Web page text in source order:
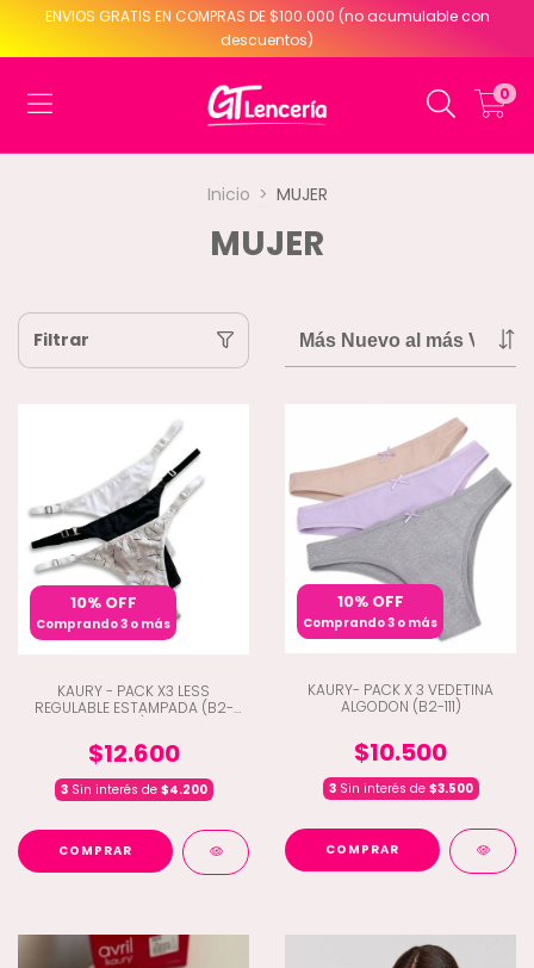
ENVIOS GRATIS EN COMPRAS DE $100.000 (no acumulable con
descuentos)
0
Inicio > MUJER
MUJER
Filtrar
10% OFF
Comprando 3 o más
KAURY - PACK X3 LESS
REGULABLE ESTAMPADA (B2-
$12.600
3Sin interés de $4.200
COMPRAR
10% OFF
Comprando 3 o más
KAURY- PACK X 3 VEDETINA
ALGODON (B2-111)
$10.500
3Sin interés de $3.500
COMPRAR